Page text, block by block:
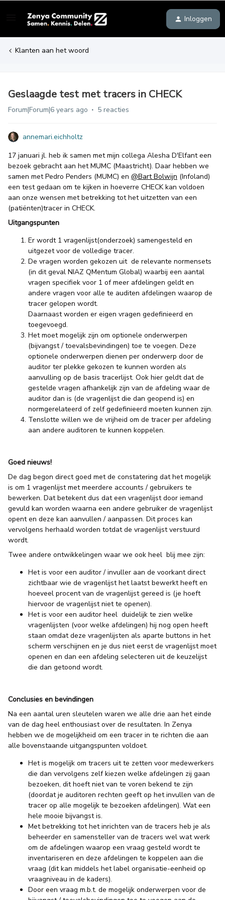
Inloggen
Klanten aan het woord
Geslaagde test met tracers in CHECK
Forum|Forum|6 years ago 5 reacties
annemari.eichholtz
17 januari jl. heb ik samen met mijn collega Alesha D'Elfant een
bezoek gebracht aan het MUMC (Maastricht). Daar hebben we
samen met Pedro Penders (MUMC) en @Bart Bolwijn (Infoland)
een test gedaan om te kijken in hoeverre CHECK kan voldoen
aan onze wensen met betrekking tot het uitzetten van een
(patiënten)tracer in CHECK.
Uitgangspunten
Er wordt 1 vragenlijst(onderzoek) samengesteld en
uitgezet voor de volledige tracer.
De vragen worden gekozen uit de relevante normensets
(in dit geval NIAZ QMentum Global) waarbij een aantal
vragen specifiek voor 1 of meer afdelingen geldt en
andere vragen voor alle te auditen afdelingen waarop de
tracer gelopen wordt.
Daarnaast worden er eigen vragen gedefinieerd en
toegevoegd.
Het moet mogelijk zijn om optionele onderwerpen
(bijvangst / toevalsbevindingen) toe te voegen. Deze
optionele onderwerpen dienen per onderwerp door de
auditor ter plekke gekozen te kunnen worden als
aanvulling op de basis tracerlijst. Ook hier geldt dat de
gestelde vragen afhankelijk zijn van de afdeling waar de
auditor dan is (de vragenlijst die dan geopend is) en
normgerelateerd of zelf gedefinieerd moeten kunnen zijn.
Tenslotte willen we de vrijheid om de tracer per afdeling
aan andere auditoren te kunnen koppelen.
Goed nieuws!
De dag begon direct goed met de constatering dat het mogelijk
is om 1 vragenlijst met meerdere accounts / gebruikers te
bewerken. Dat betekent dus dat een vragenlijst door iemand
gevuld kan worden waarna een andere gebruiker de vragenlijst
opent en deze kan aanvullen / aanpassen. Dit proces kan
vervolgens herhaald worden totdat de vragenlijst verstuurd
wordt.
Twee andere ontwikkelingen waar we ook heel blij mee zijn:
Het is voor een auditor / invuller aan de voorkant direct
zichtbaar wie de vragenlijst het laatst bewerkt heeft en
hoeveel procent van de vragenlijst gereed is (je hoeft
hiervoor de vragenlijst niet te openen).
Het is voor een auditor heel duidelijk te zien welke
vragenlijsten (voor welke afdelingen) hij nog open heeft
staan omdat deze vragenlijsten als aparte buttons in het
scherm verschijnen en je dus niet eerst de vragenlijst moet
openen en dan een afdeling selecteren uit de keuzelijst
die dan getoond wordt.
Conclusies en bevindingen
Na een aantal uren sleutelen waren we alle drie aan het einde
van de dag heel enthousiast over de resultaten. In Zenya
hebben we de mogelijkheid om een tracer in te richten die aan
alle bovenstaande uitgangspunten voldoet.
Het is mogelijk om tracers uit te zetten voor medewerkers
die dan vervolgens zelf kiezen welke afdelingen zij gaan
bezoeken, dit hoeft niet van te voren bekend te zijn
(doordat je auditoren rechten geeft op het invullen van de
tracer op alle mogelijk te bezoeken afdelingen). Wat een
hele mooie bijvangst is.
Met betrekking tot het inrichten van de tracers heb je als
beheerder en samensteller van de tracers wel wat werk
om de afdelingen waarop een vraag gesteld wordt te
inventariseren en deze afdelingen te koppelen aan die
vraag (dit kan middels het label organisatie-eenheid op
vraagniveau in de kaders).
Door een vraag m.b.t. de mogelijk onderwerpen voor de